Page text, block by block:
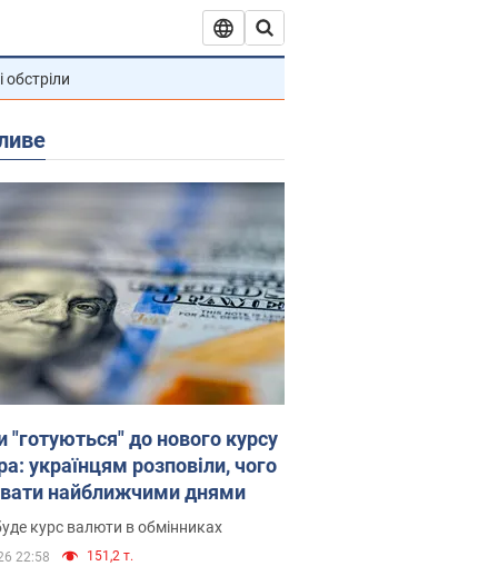
обстріли
"готуються" до нового курсу
українцям розповіли, чого
найближчими днями
курс валюти в обмінниках
22:58 151,2 т.